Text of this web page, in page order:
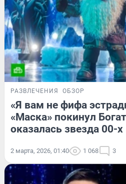
РАЗВЛЕЧЕНИЯ ОБЗОР
«Я вам не фифа
«Маска» покинул
оказалась звезда 00-х
2 марта, 2026, 01:40 1 068 3